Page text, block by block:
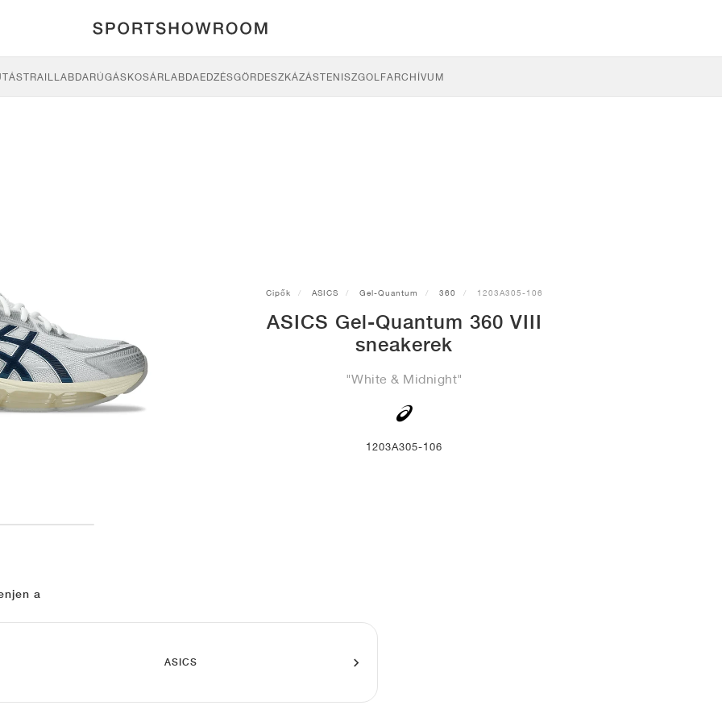
TRAILLABDARÚGÁSKOSÁRLABDAEDZÉSGÖRDESZKÁZÁSTENISZGOLFARCHÍVUM
Cipők ASICS Gel-Quantum 360 1203A305-106
ASICS Gel-Quantum 360 VIII
sneakerek
"White & Midnight"
1203A305-106
a
ASICS